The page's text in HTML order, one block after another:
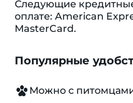
Следующие
оплате: American
MasterCard.
Популярные
Можно с